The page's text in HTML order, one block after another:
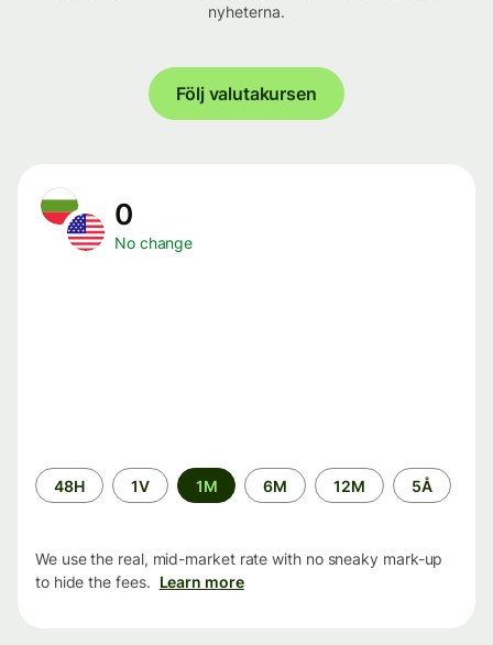
nyheterna.
Följ valutakursen
0
No change
Time
period
48H 1V 1M 6M 12M 5Å
We use the real, mid-market rate with no sneaky mark-up
to hide the fees. Learn more